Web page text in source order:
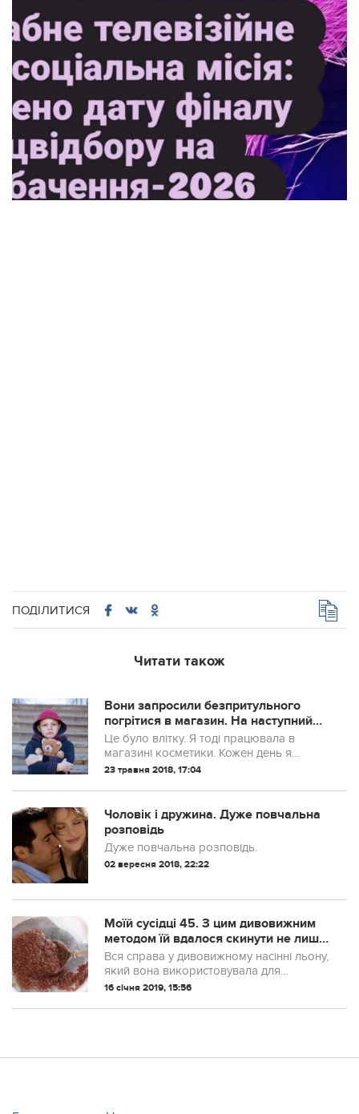
ПОДІЛИТИСЯ
Читати також
Вони запросили безпритульного
погрітися в магазин. На наступний
день хлопчисько довів усіх до сліз!
Це було влітку. Я тоді працювала в
магазині косметики. Кожен день я
бачила як неподалік від магазину сідав
років 12 – не більше. Він просив гроші. І
...
23 травня 2018, 17:04
Чоловік і дружина. Дуже повчальна
розповідь
Дуже повчальна розповідь.
02 вересня 2018, 22:22
Моїй сусідці 45. З цим дивовижним
методом їй вдалося скинути не лише
зайвих 10 кг, але й 10 років. Вигляд і
самопочуття неймовірні!
Вся справа у дивовижному насінні льону,
який вона використовувала для
здорової та ефективної втрати ваги.
16 січня 2019, 15:56